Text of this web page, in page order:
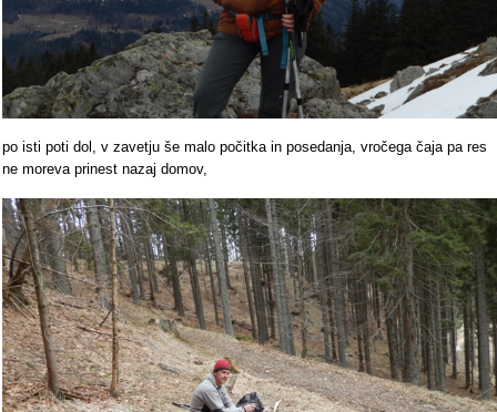
po isti poti dol, v zavetju še malo počitka in posedanja, vročega čaja pa res
ne moreva prinest nazaj domov,